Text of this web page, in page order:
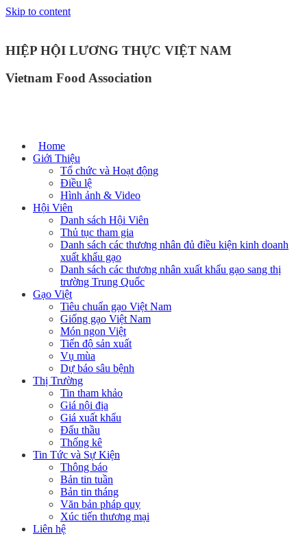
Skip to content
HIỆP HỘI LƯƠNG THỰC VIỆT NAM
Vietnam Food Association
Home
Giới Thiệu
Tổ chức và Hoạt động
Điều lệ
Hình ảnh & Video
Hội Viên
Danh sách Hội Viên
Thủ tục tham gia
Danh sách các thương nhân đủ điều kiện kinh doanh
xuất khẩu gạo
Danh sách các thương nhân xuất khẩu gạo sang thị
trường Trung Quốc
Gạo Việt
Tiêu chuẩn gạo Việt Nam
Giống gạo Việt Nam
Món ngon Việt
Tiến độ sản xuất
Vụ mùa
Dự báo sâu bệnh
Thị Trường
Tin tham khảo
Giá nội địa
Giá xuất khẩu
Đấu thầu
Thống kê
Tin Tức và Sự Kiện
Thông báo
Bản tin tuần
Bản tin tháng
Văn bản pháp quy
Xúc tiến thương mại
Liên hệ